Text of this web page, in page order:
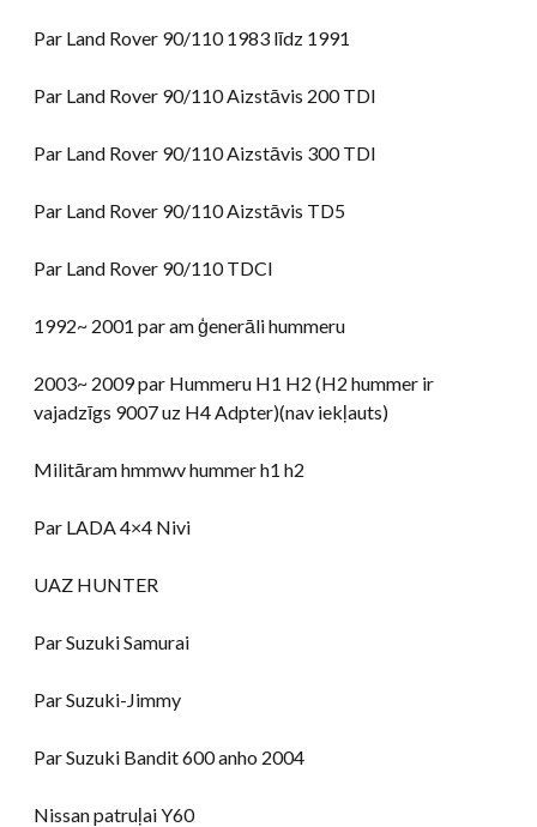
Par Land Rover 90/110 1983 līdz 1991
Par Land Rover 90/110 Aizstāvis 200 TDI
Par Land Rover 90/110 Aizstāvis 300 TDI
Par Land Rover 90/110 Aizstāvis TD5
Par Land Rover 90/110 TDCI
1992~ 2001 par am ģenerāli hummeru
2003~ 2009 par Hummeru H1 H2 (H2 hummer ir
vajadzīgs 9007 uz H4 Adpter)(nav iekļauts)
Militāram hmmwv hummer h1 h2
Par LADA 4×4 Nivi
UAZ HUNTER
Par Suzuki Samurai
Par Suzuki-Jimmy
Par Suzuki Bandit 600 anho 2004
Nissan patruļai Y60